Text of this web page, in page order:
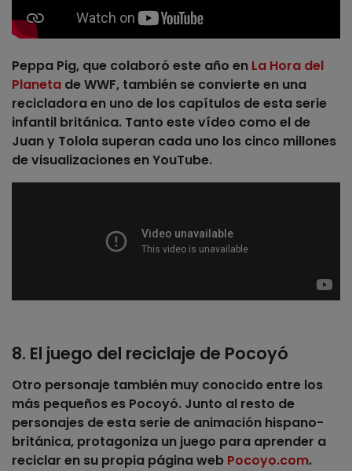
Peppa Pig, que colaboró este año en La Hora del
Planeta de WWF, también se convierte en una
recicladora en uno de los capítulos de esta serie
infantil británica. Tanto este vídeo como el de
Juan y Tolola superan cada uno los cinco millones
de visualizaciones en YouTube.
8. El juego del reciclaje de Pocoyó
Otro personaje también muy conocido entre los
más pequeños es Pocoyó. Junto al resto de
personajes de esta serie de animación hispano-
británica, protagoniza un juego para aprender a
reciclar en su propia página web Pocoyo.com.